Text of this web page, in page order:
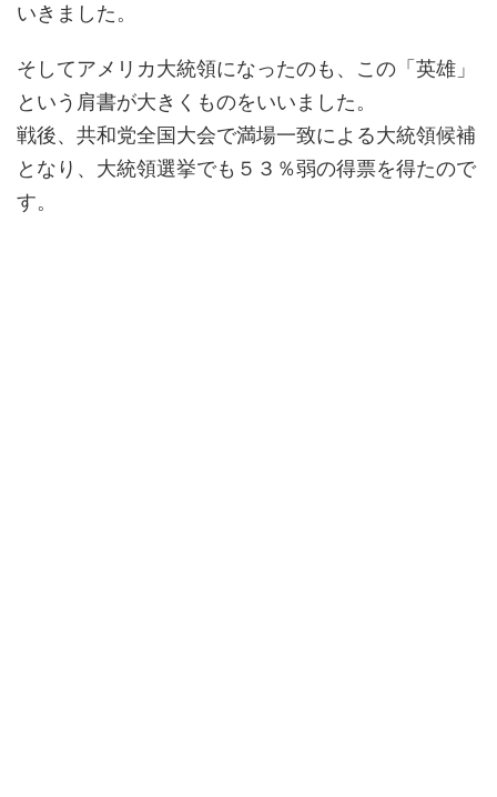
いきました。
そしてアメリカ大統領になったのも、この「英雄」
という肩書が大きくものをいいました。
戦後、共和党全国大会で満場一致による大統領候補
となり、大統領選挙でも５３％弱の得票を得たので
す。